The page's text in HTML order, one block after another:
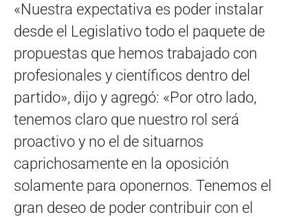
«Nuestra expectativa es poder instalar
desde el Legislativo todo el paquete de
propuestas que hemos trabajado con
profesionales y científicos dentro del
partido», dijo y agregó: «Por otro lado,
tenemos claro que nuestro rol será
proactivo y no el de situarnos
caprichosamente en la oposición
solamente para oponernos. Tenemos el
gran deseo de poder contribuir con el